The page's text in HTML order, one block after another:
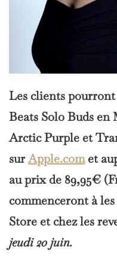
Les clients
Beats Solo Buds
Arctic Purple et
surApple.comet
au prix de 89,95€
commenceront à
Store et chez les
jeudi 20 juin.